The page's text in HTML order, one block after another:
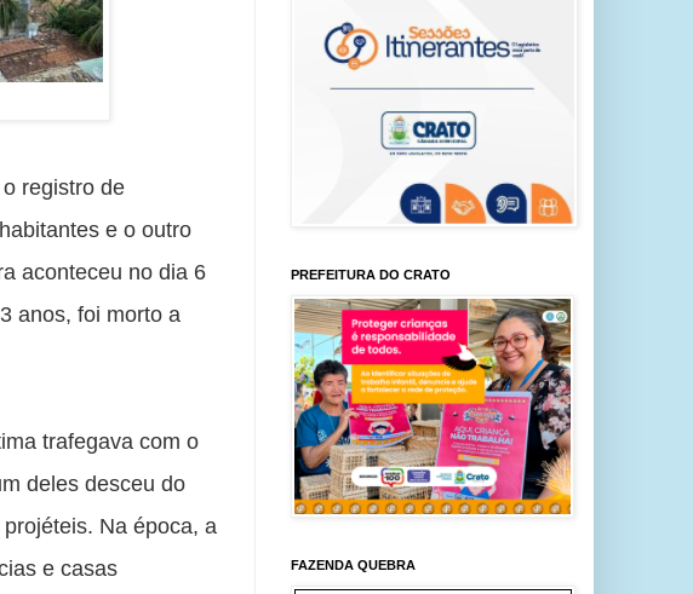
registro de
e o outro
aconteceu no dia 6
anos, foi morto a
trafegava com o
deles desceu do
Na época, a
e casas
PREFEITURA DO CRATO
FAZENDA QUEBRA